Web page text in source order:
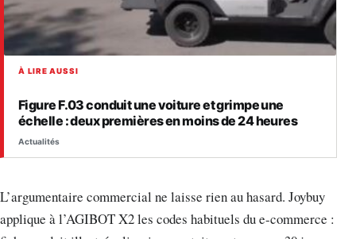
À LIRE AUSSI
Figure F.03 conduit une voiture et grimpe une
échelle : deux premières en moins de 24 heures
Actualités
L’argumentaire commercial ne laisse rien au hasard. Joybuy
applique à l’AGIBOT X2 les codes habituels du e-commerce :